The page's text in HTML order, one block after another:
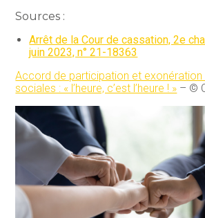
Sources :
Arrêt de la Cour de cassation, 2e
juin 2023, n° 21-18363
Accord de participation et
sociales : « l’heure, c’est l’heure ! » – ©